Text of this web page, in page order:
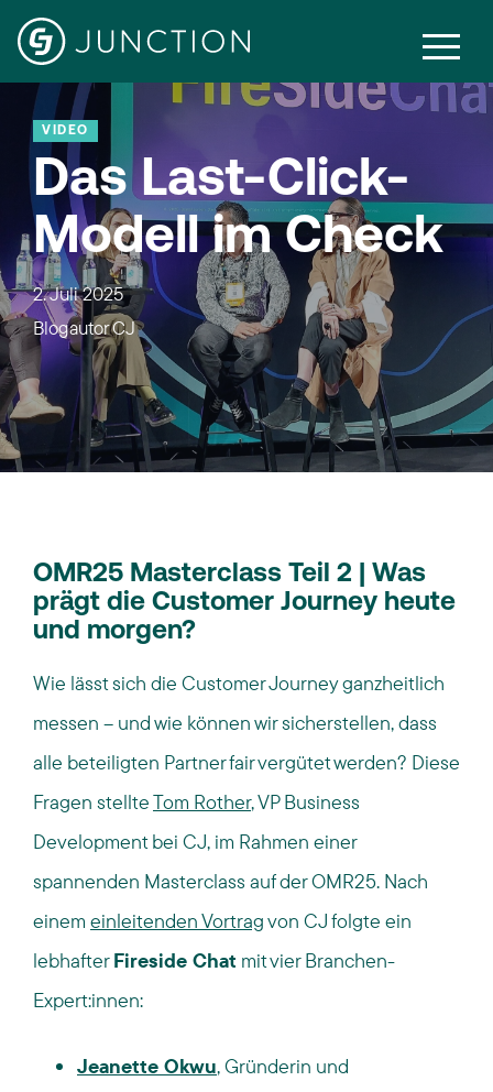
VIDEO
Das Last-Click-
Modell im Check
2. Juli 2025
BlogautorCJ
OMR25 Masterclass Teil 2 | Was
prägt die Customer Journey heute
und morgen?
Wie lässt sich die Customer Journey ganzheitlich
messen – und wie können wir sicherstellen, dass
alle beteiligten Partner fair vergütet werden? Diese
Fragen stellteTom Rother, VP Business
Development bei CJ, im Rahmen einer
spannenden Masterclass auf der OMR25. Nach
einem einleitenden Vortragvon CJ folgte ein
lebhafterFireside Chat mit vier Branchen-
Expert:innen:
Jeanette Okwu, Gründerin und